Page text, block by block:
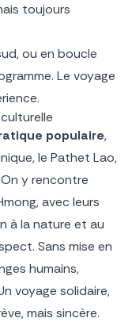
toujours
ou en boucle
Le voyage
populaire,
le Pathet Lao,
y rencontre
avec leurs
à la nature et au
Sans mise en
humains,
voyage solidaire,
mais sincère.